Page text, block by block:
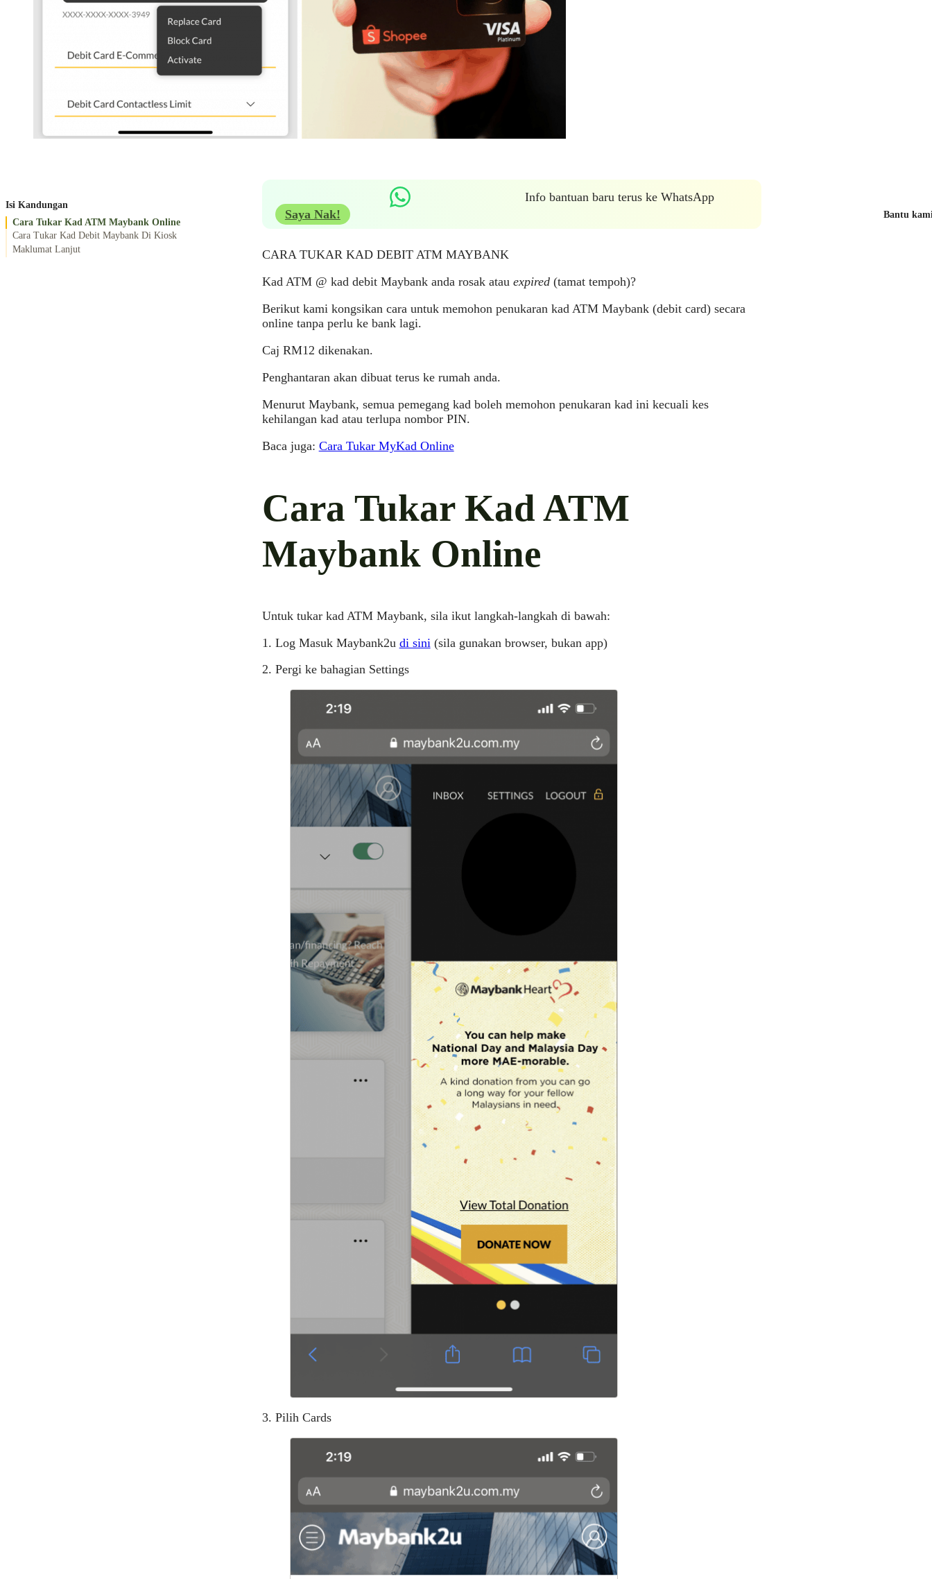
Isi Kandungan
Cara Tukar Kad ATM Maybank Online
Cara Tukar Kad Debit Maybank Di Kiosk
Maklumat Lanjut
Info bantuan baru terus ke WhatsApp
Saya Nak!
CARA TUKAR KAD DEBIT ATM MAYBANK
Kad ATM @ kad debit Maybank anda rosak atau expired(tamat tempoh)?
Berikut kami kongsikan cara untuk memohon penukaran kad ATM Maybank (debit card) secara
online tanpa perlu ke bank lagi.
Caj RM12 dikenakan.
Penghantaran akan dibuat terus ke rumah anda.
Menurut Maybank, semua pemegang kad boleh memohon penukaran kad ini kecuali kes
kehilangan kad atau terlupa nombor PIN.
Baca juga: Cara Tukar MyKad Online
Cara Tukar Kad ATM
Maybank Online
Untuk tukar kad ATM Maybank, sila ikut langkah-langkah di bawah:
1. Log Masuk Maybank2u di sini (sila gunakan browser, bukan app)
2. Pergi ke bahagian Settings
3. Pilih Cards
Bantu